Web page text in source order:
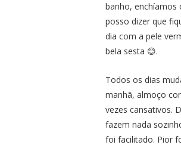
banho, enchíamos
posso dizer que
dia com a pele
bela sesta 😊.
Todos os dias
manhã, almoço
vezes cansativos.
fazem nada
foi facilitado. Pior